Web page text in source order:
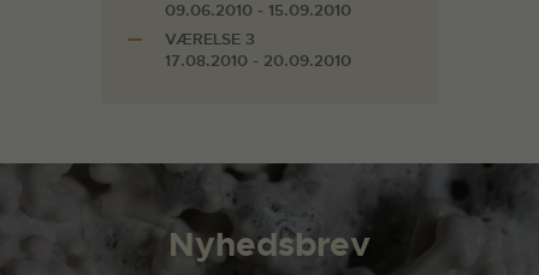
09.06.2010 - 15.09.2010
VÆRELSE 3
17.08.2010 - 20.09.2010
Nyhedsbrev